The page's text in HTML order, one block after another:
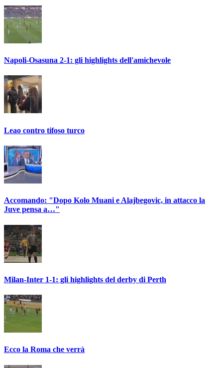
Napoli-Osasuna 2-1: gli highlights dell'amichevole
Leao contro tifoso turco
Accomando: "Dopo Kolo Muani e Alajbegovic, in attacco la
Juve pensa a…"
Milan-Inter 1-1: gli highlights del derby di Perth
Ecco la Roma che verrà